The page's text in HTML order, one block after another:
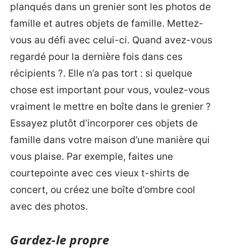
planqués dans un grenier sont les photos de
famille et autres objets de famille. Mettez-
vous au défi avec celui-ci. Quand avez-vous
regardé pour la dernière fois dans ces
récipients ?. Elle n’a pas tort : si quelque
chose est important pour vous, voulez-vous
vraiment le mettre en boîte dans le grenier ?
Essayez plutôt d’incorporer ces objets de
famille dans votre maison d’une manière qui
vous plaise. Par exemple, faites une
courtepointe avec ces vieux t-shirts de
concert, ou créez une boîte d’ombre cool
avec des photos.
Gardez-le propre